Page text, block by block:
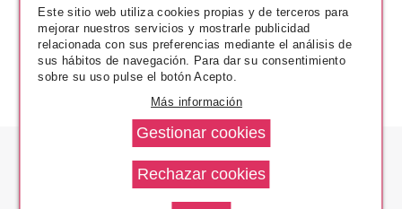
Este sitio web utiliza cookies propias y de terceros para
mejorar nuestros servicios y mostrarle publicidad
relacionada con sus preferencias mediante el análisis de
sus hábitos de navegación. Para dar su consentimiento
sobre su uso pulse el botón Acepto.
Más información